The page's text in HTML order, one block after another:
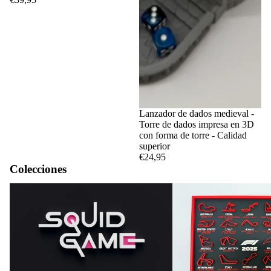
Lanzador de dados medieval -
Torre de dados impresa en 3D
con forma de torre - Calidad
superior
€24,95
Colecciones